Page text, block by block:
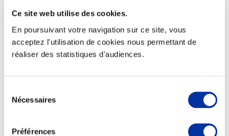
Ce site web utilise des cookies.
En poursuivant votre navigation sur ce site, vous
acceptez l'utilisation de cookies nous permettant de
réaliser des statistiques d'audiences.
Nécessaires
Préférences
Elevage